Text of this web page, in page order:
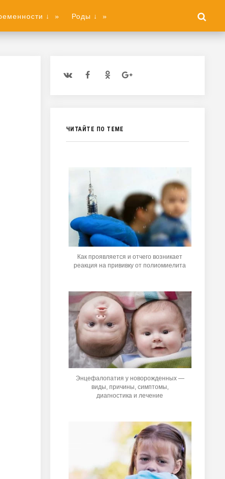
↓ » Роды ↓ »
ЧИТАЙТЕ ПО ТЕМЕ
Как проявляется и отчего возникает
реакция на прививку от полиомиелита
Энцефалопатия у новорожденных —
виды, причины, симптомы,
диагностика и лечение